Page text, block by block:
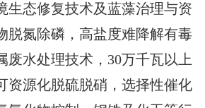
生态修复技术及蓝藻治理与资
脱氮除磷，高盐度难降解有毒
废水处理技术，30万千瓦以上
资源化脱硫脱硝，选择性催化